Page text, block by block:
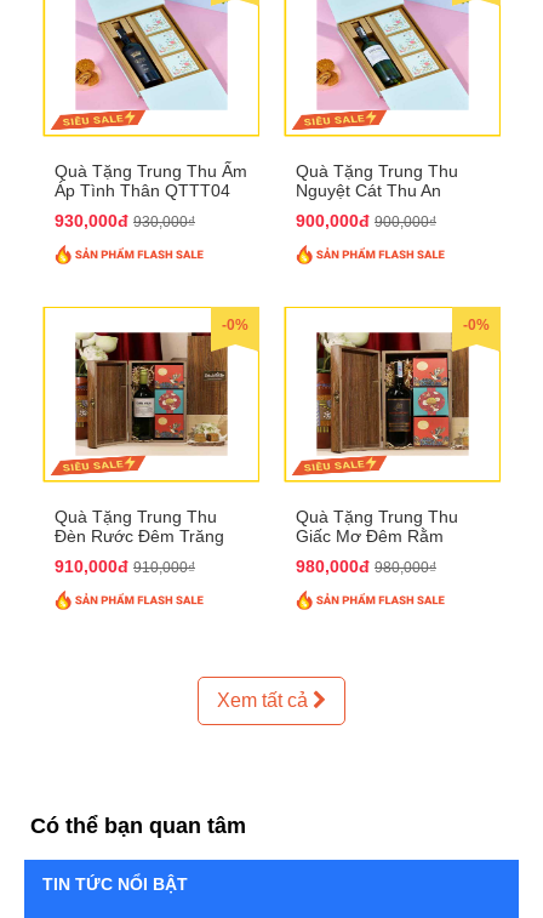
Quà Tặng Trung Thu Ấm
Áp Tình Thân QTTT04
930,000đ 930,000₫
Quà Tặng Trung Thu
Nguyệt Cát Thu An
900,000đ 900,000₫
-0%
Quà Tặng Trung Thu
Đèn Rước Đêm Trăng
910,000đ 910,000₫
-0%
Quà Tặng Trung Thu
Giấc Mơ Đêm Rằm
980,000đ 980,000₫
Xem tất cả
Có thể bạn quan tâm
TIN TỨC NỔI BẬT